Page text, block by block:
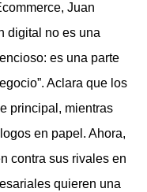
Juan
digital no es una
es una parte
Aclara que los
principal, mientras
en papel. Ahora,
contra sus rivales en
quieren una